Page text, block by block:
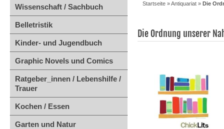
Wissenschaft / Sachbuch
Belletristik
Kinder- und Jugendbuch
Graphic Novels und Comics
Ratgeber_innen / Lebenshilfe /
Trauer
Kochen / Essen
Garten und Natur
Startseite »Antiquariat » Die
Die Ordnung unserer